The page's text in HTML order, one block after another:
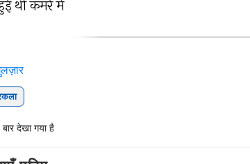
थी कमरे में
देखा गया है